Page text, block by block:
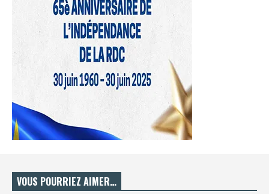
VOUS POURRIEZ AIMER…